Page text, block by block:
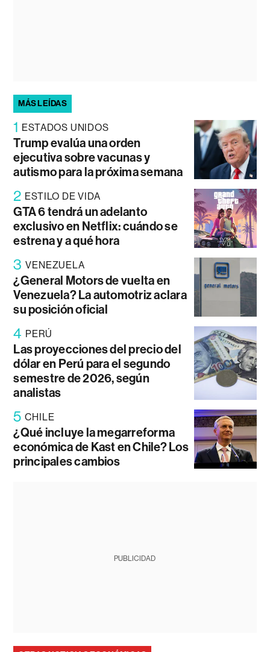
MÁS LEÍDAS
1 ESTADOS UNIDOS
Trump evalúa una orden
ejecutiva sobre vacunas y
autismo para la próxima semana
2 ESTILO DE VIDA
GTA 6 tendrá un adelanto
exclusivo en Netflix: cuándo se
estrena y a qué hora
3 VENEZUELA
¿General Motors de vuelta en
Venezuela? La automotriz aclara
su posición oficial
4 PERÚ
Las proyecciones del precio del
dólar en Perú para el segundo
semestre de 2026, según
analistas
5 CHILE
¿Qué incluye la megarreforma
económica de Kast en Chile? Los
principales cambios
PUBLICIDAD